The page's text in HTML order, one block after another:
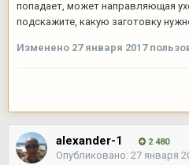
попадает, может направляющая
подскажите, какую заготовку
Изменено 27 января 2017
alexander-1 2 480
Опубликовано: 27 января